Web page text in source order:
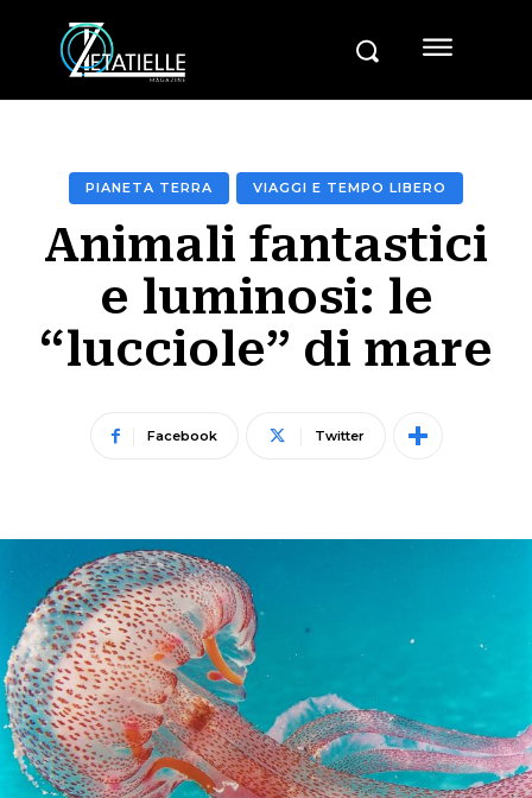
PIANETA TERRA VIAGGI E TEMPO LIBERO
Animali fantastici
e luminosi: le
“lucciole” di mare
Facebook Twitter